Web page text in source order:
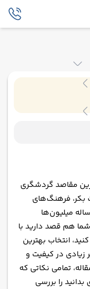
مقاصد گردشگری
فرهنگ‌های
میلیون‌ها
هم قصد دارید با
انتخاب بهترین
زیادی در کیفیت و
تمامی نکاتی که
بدانید را بررسی